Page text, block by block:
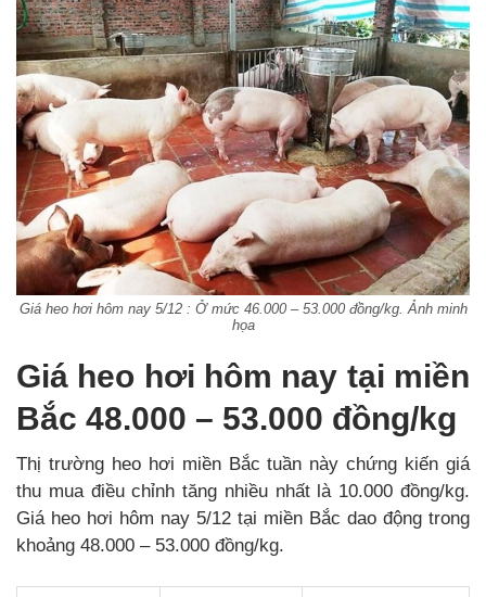
Giá heo hơi hôm nay 5/12 : Ở mức 46.000 – 53.000 đồng/kg. Ảnh minh
họa
Giá heo hơi hôm nay tại miền
Bắc 48.000 – 53.000 đồng/kg
Thị trường heo hơi miền Bắc tuần này chứng kiến giá
thu mua điều chỉnh tăng nhiều nhất là 10.000 đồng/kg.
Giá heo hơi hôm nay 5/12 tại miền Bắc dao động trong
khoảng 48.000 – 53.000 đồng/kg.